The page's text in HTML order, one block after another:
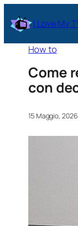
I Love My
How to
Come
con
15 Maggio, 2026